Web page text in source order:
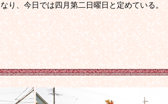
なり、今日では四月第二日曜日と定めている。